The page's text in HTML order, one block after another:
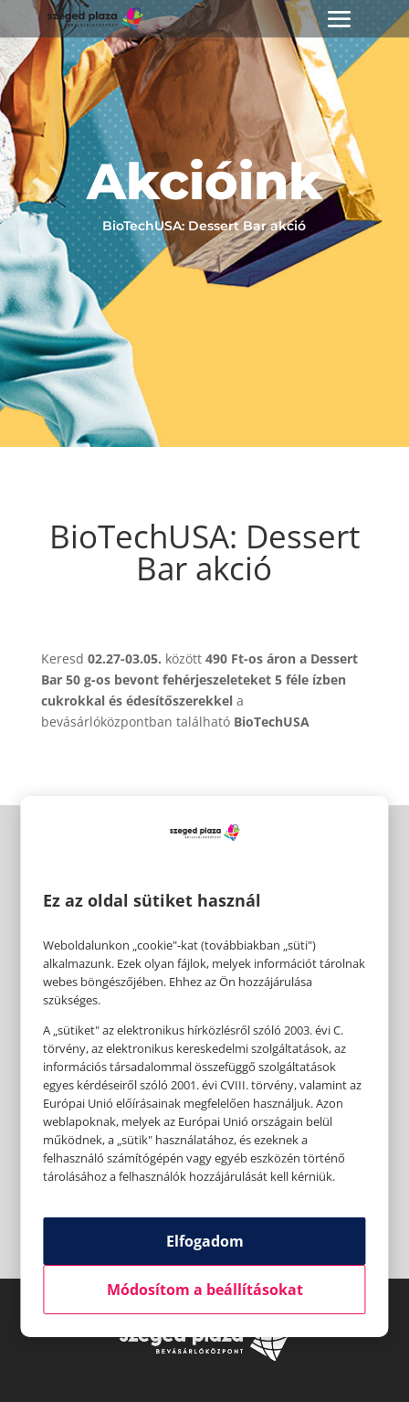
Akcióink
BioTechUSA: Dessert Bar akció
BioTechUSA: Dessert
Bar akció
Keresd 02.27-03.05. között490 Ft-os áron a Dessert
Bar 50 g-os bevont fehérjeszeleteket 5 féle ízben
cukrokkal és édesítőszerekkel a
bevásárlóközpontban található BioTechUSA
Ez az oldal sütiket használ
Weboldalunkon „cookie"-kat (továbbiakban „süti")
alkalmazunk. Ezek olyan fájlok, melyek információt tárolnak
webes böngészőjében. Ehhez az Ön hozzájárulása
szükséges.
A „sütiket" az elektronikus hírközlésről szóló 2003. évi C.
törvény, az elektronikus kereskedelmi szolgáltatások, az
információs társadalommal összefüggő szolgáltatások
egyes kérdéseiről szóló 2001. évi CVIII. törvény, valamint az
Európai Unió előírásainak megfelelően használjuk. Azon
weblapoknak, melyek az Európai Unió országain belül
működnek, a „sütik" használatához, és ezeknek a
felhasználó számítógépén vagy egyéb eszközén történő
tárolásához a felhasználók hozzájárulását kell kérniük.
Elfogadom
Módosítom a beállításokat